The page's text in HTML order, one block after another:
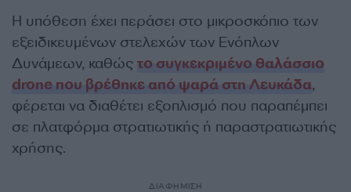
Η υπόθεση έχει περάσει στο μικροσκόπιο των
εξειδικευμένων στελεχών των Ενόπλων
Δυνάμεων, καθώς το συγκεκριμένο θαλάσσιο
drone που βρέθηκε από ψαρά στη Λευκάδα,
φέρεται να διαθέτει εξοπλισμό που παραπέμπει
σε πλατφόρμα στρατιωτικής ή παραστρατιωτικής
χρήσης.
ΔΙΑΦΗΜΙΣΗ